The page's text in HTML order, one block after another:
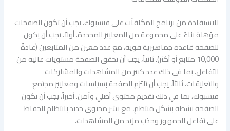
للاستفادة من برنامج المكافآت على فيسبوك، يجب أن تكون الصفحات
مؤهلة بناءً على مجموعة من المعايير المحددة. أولاً، يجب أن يكون
للصفحة قاعدة جماهيرية قوية، مع عدد معين من المتابعين (عادةً
10,000 متابع أو أكثر). ثانياً، يجب أن تحقق الصفحة مستويات عالية من
التفاعل، بما في ذلك عدد كبير من المشاهدات والمشاركات
والتعليقات. ثالثاً، يجب أن تلتزم الصفحة بسياسات ومعايير مجتمع
فيسبوك، بما في ذلك تقديم محتوى أصلي وآمن. أخيراً، يجب أن تكون
الصفحة نشطة بشكل منتظم، مع نشر محتوى جديد بانتظام للحفاظ
على تفاعل الجمهور وجذب مزيد من المشاهدات.